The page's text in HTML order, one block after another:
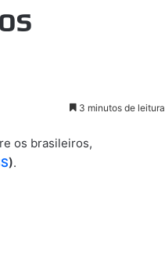
3 minutos de leitura
os brasileiros,
).